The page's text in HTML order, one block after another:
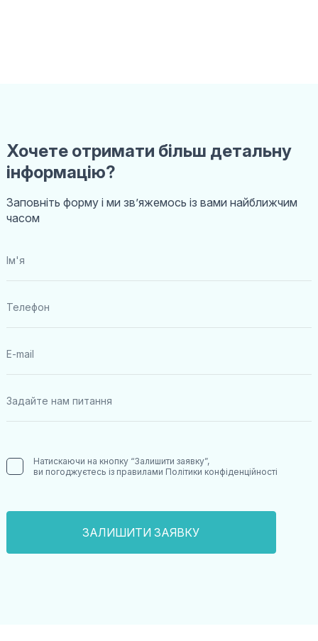
Хочете отримати більш детальну
інформацію?
Заповніть форму і ми звʼяжемось із вами найближчим
часом
Натискаючи на кнопку “Залишити заявку”,
ви погоджуєтесь із правилами Політики конфіденційності